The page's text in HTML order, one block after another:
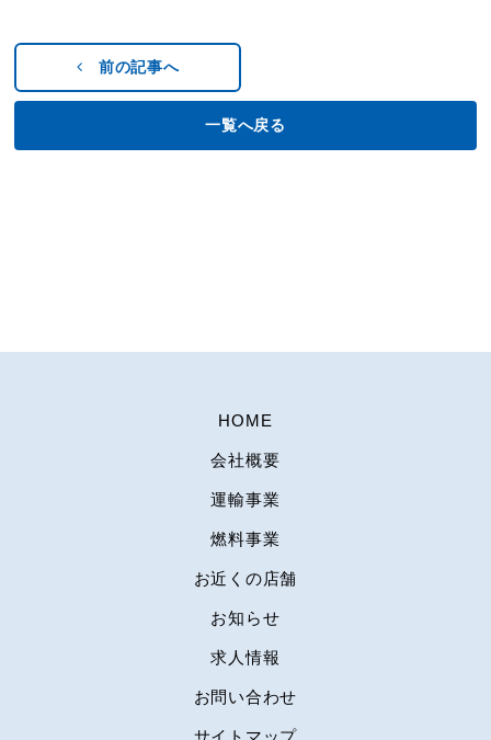
前の記事へ
一覧へ戻る
HOME
会社概要
運輸事業
燃料事業
お近くの店舗
お知らせ
求人情報
お問い合わせ
サイトマップ